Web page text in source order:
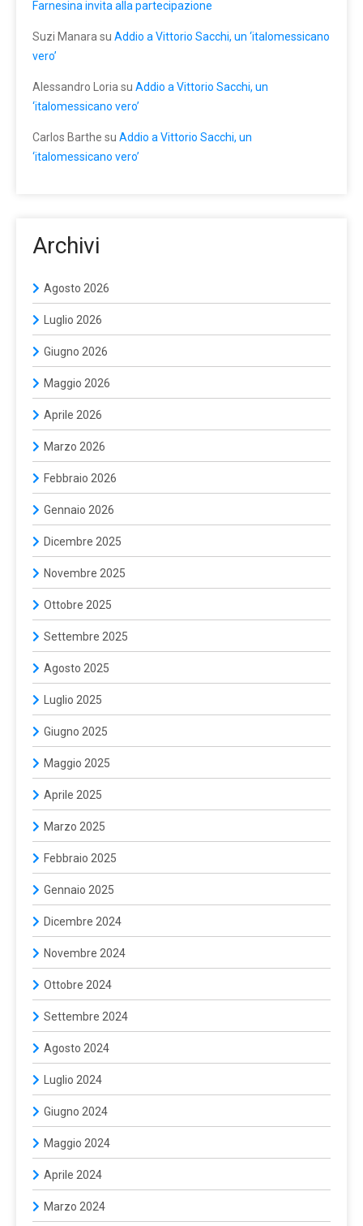
Farnesina invita alla partecipazione
Suzi Manara su Addio a Vittorio Sacchi, un ‘italomessicano
vero’
Alessandro Loria su Addio a Vittorio Sacchi, un
‘italomessicano vero’
Carlos Barthe su Addio a Vittorio Sacchi, un
‘italomessicano vero’
Archivi
Agosto 2026
Luglio 2026
Giugno 2026
Maggio 2026
Aprile 2026
Marzo 2026
Febbraio 2026
Gennaio 2026
Dicembre 2025
Novembre 2025
Ottobre 2025
Settembre 2025
Agosto 2025
Luglio 2025
Giugno 2025
Maggio 2025
Aprile 2025
Marzo 2025
Febbraio 2025
Gennaio 2025
Dicembre 2024
Novembre 2024
Ottobre 2024
Settembre 2024
Agosto 2024
Luglio 2024
Giugno 2024
Maggio 2024
Aprile 2024
Marzo 2024